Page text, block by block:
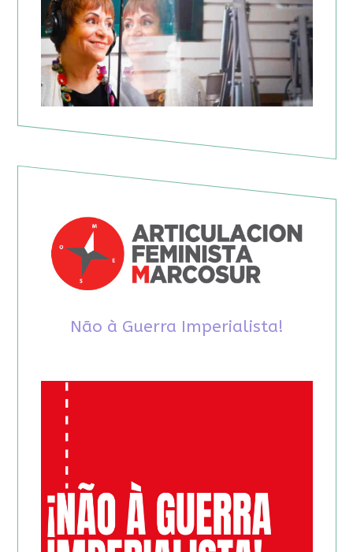
Não à Guerra Imperialista!